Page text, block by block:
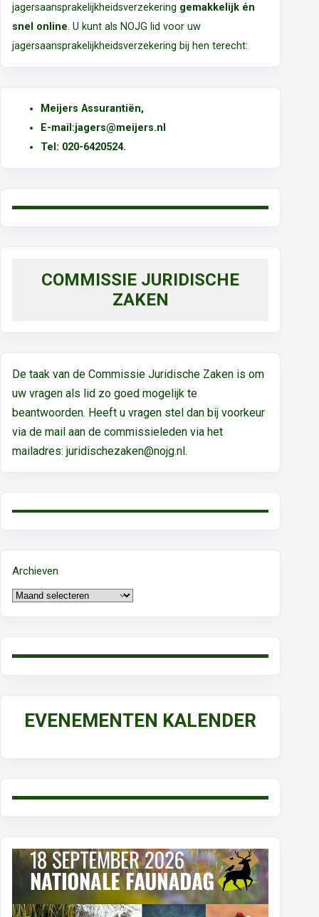
jagersaansprakelijkheidsverzekering gemakkelijk én
snel online. U kunt als NOJG lid voor uw
jagersaansprakelijkheidsverzekering bij hen terecht:
Meijers Assurantiën,
E-mail:jagers@meijers.nl
Tel: 020-6420524.
COMMISSIE JURIDISCHE
ZAKEN
De taak van de Commissie Juridische Zaken is om
uw vragen als lid zo goed mogelijk te
beantwoorden. Heeft u vragen stel dan bij voorkeur
via de mail aan de commissieleden via het
mailadres: juridischezaken@nojg.nl.
Archieven
EVENEMENTEN KALENDER